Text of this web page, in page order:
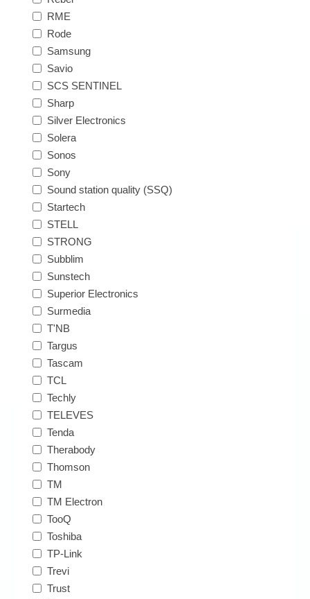
RME
Rode
Samsung
Savio
SCS SENTINEL
Sharp
Silver Electronics
Solera
Sonos
Sony
Sound station quality (SSQ)
Startech
STELL
STRONG
Subblim
Sunstech
Superior Electronics
Surmedia
T'NB
Targus
Tascam
TCL
Techly
TELEVES
Tenda
Therabody
Thomson
TM
TM Electron
TooQ
Toshiba
TP-Link
Trevi
Trust